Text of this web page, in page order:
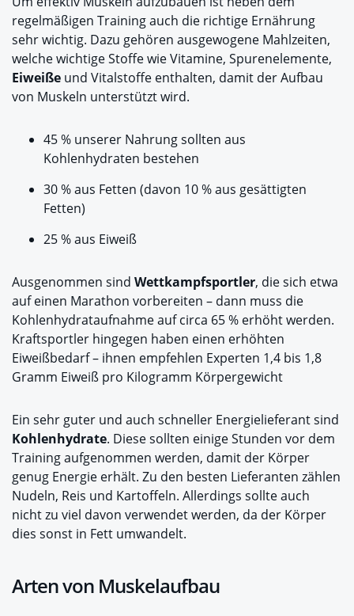
regelmäßigen Training auch die richtige Ernährung
sehr wichtig. Dazu gehören ausgewogene Mahlzeiten,
welche wichtige Stoffe wie Vitamine, Spurenelemente,
Eiweiße und Vitalstoffe enthalten, damit der Aufbau
von Muskeln unterstützt wird.
45 % unserer Nahrung sollten aus
Kohlenhydraten bestehen
30 % aus Fetten (davon 10 % aus gesättigten
Fetten)
25 % aus Eiweiß
Ausgenommen sind Wettkampfsportler, die sich etwa
auf einen Marathon vorbereiten – dann muss die
Kohlenhydrataufnahme auf circa 65 % erhöht werden.
Kraftsportler hingegen haben einen erhöhten
Eiweißbedarf – ihnen empfehlen Experten 1,4 bis 1,8
Gramm Eiweiß pro Kilogramm Körpergewicht
Ein sehr guter und auch schneller Energielieferant sind
Kohlenhydrate. Diese sollten einige Stunden vor dem
Training aufgenommen werden, damit der Körper
genug Energie erhält. Zu den besten Lieferanten zählen
Nudeln, Reis und Kartoffeln. Allerdings sollte auch
nicht zu viel davon verwendet werden, da der Körper
dies sonst in Fett umwandelt.
Arten von Muskelaufbau